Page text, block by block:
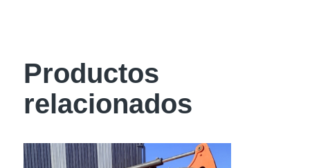
Productos
relacionados